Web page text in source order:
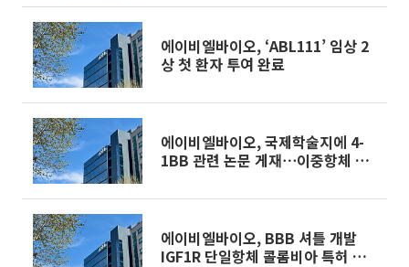
에이비엘바이오, ‘ABL111’ 임상 2
상 첫 환자 투여 완료
에이비엘바이오, 국제학술지에 4-
1BB 관련 논문 게재⋯이중항체 효
에이비엘바이오, BBB 셔틀 개발
IGF1R 단일항체 콜롬비아 특허 결